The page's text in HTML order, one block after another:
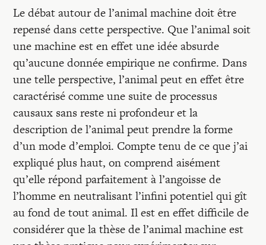
Le débat autour de l’animal machine doit être
repensé dans cette perspective. Que l’animal soit
une machine est en effet une idée absurde
qu’aucune donnée empirique ne confirme. Dans
une telle perspective, l’animal peut en effet être
caractérisé comme une suite de processus
causaux sans reste ni profondeur et la
description de l’animal peut prendre la forme
d’un mode d’emploi. Compte tenu de ce que j’ai
expliqué plus haut, on comprend aisément
qu’elle répond parfaitement à l’angoisse de
l’homme en neutralisant l’infini potentiel qui gît
au fond de tout animal. Il est en effet difficile de
considérer que la thèse de l’animal machine est